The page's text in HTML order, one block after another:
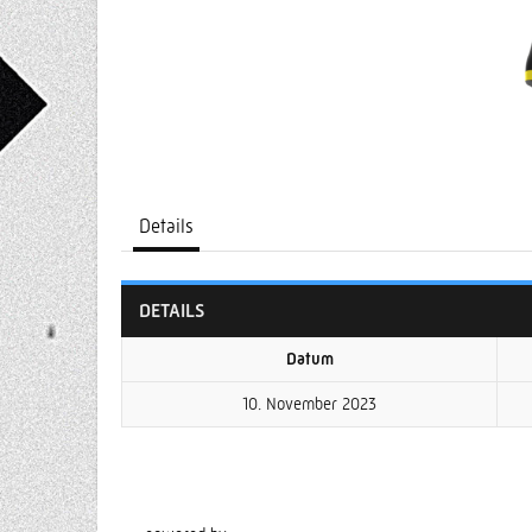
Details
DETAILS
Datum
10. November 2023